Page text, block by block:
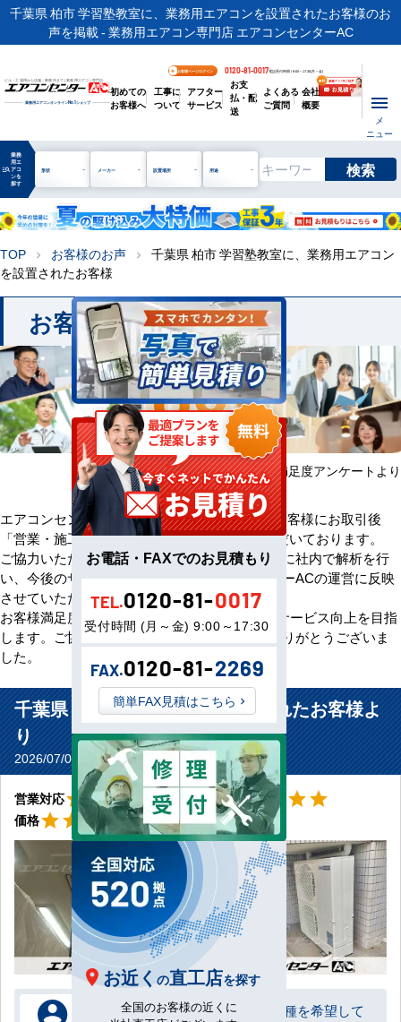
千葉県 柏市 学習塾教室に、業務用エアコンを設置されたお客様のお
声を掲載 - 業務用エアコン専門店 エアコンセンターAC
ビル・工場用から店舗・事務所まで | 業務用エアコン専門店
業務用エアコンオンラインNo.1ショップ
お客様ページログイン 0120-81-0017電話受付時間 / 9:00～17:30(月～金)
初めての
お客様へ
工事に
ついて
アフター
サービス
お支
払・配
送
よくある
ご質問
会社
概要
メ
ニュー
manage_search
業務
用エ
アコ
ンを
探す
形状 メーカー 設置場所 用途 検索
TOP chevron_right お客様のお声 chevron_right
千葉県 柏市 学習塾教室に、業務用エアコン
を設置されたお客様
お客様のお声
2025年08月～2026年07月 お客様満足度アンケートより
エアコンセンターACをご利用いただきましたお客様にお取引後
「営業・施工・価格」の3方面から評価をいただいております。
ご協力いただいたアンケート評価・ご意見を元に社内で解析を行
い、今後のサービス向上のためエアコンセンターACの運営に反映
させていただきます。
お客様満足度100％の評価をいただけるよう、サービス向上を目指
します。ご協力いただきましたお客様、誠にありがとうございま
した。
千葉県 柏市 学習塾教室に設置されたお客様よ
り
2026/07/02(Thu) No.11588
営業対応 星5
star starstarstar star 工事対応 星5
starstarstar starstar
価格 星5
starstarstarstarstar
3台マルチ運転という特殊な機種を希望して
お電話・FAXでのお見積もり
TEL.0120-81-0017
受付時間 (月～金) 9:00～17:30
FAX.0120-81-2269
簡単FAX見積はこちら
お近く の直工店を探す
全国のお客様の近くに